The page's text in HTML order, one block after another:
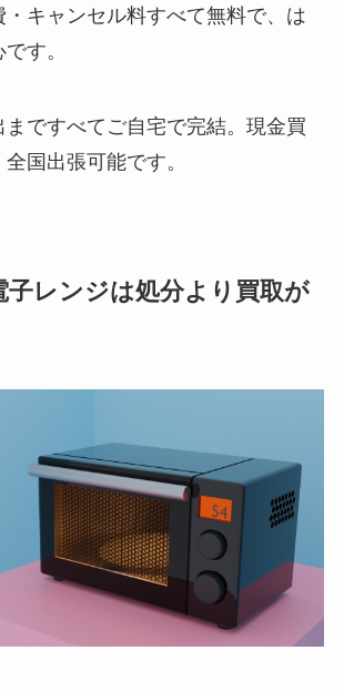
キャンセル料すべて無料で、は
す。
まですべてご自宅で完結。現金買
国出張可能です。
子レンジは処分より買取が